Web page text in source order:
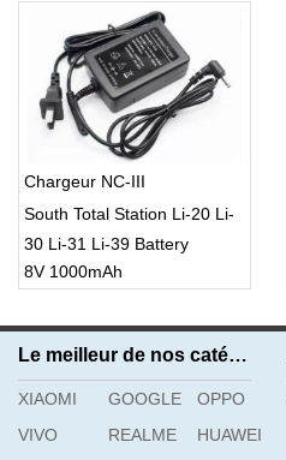
Chargeur NC-III
South Total Station Li-20 Li-
30 Li-31 Li-39 Battery
8V 1000mAh
Le meilleur de nos catégories
XIAOMI GOOGLE
OPPO
VIVO
REALME
HUAWEI